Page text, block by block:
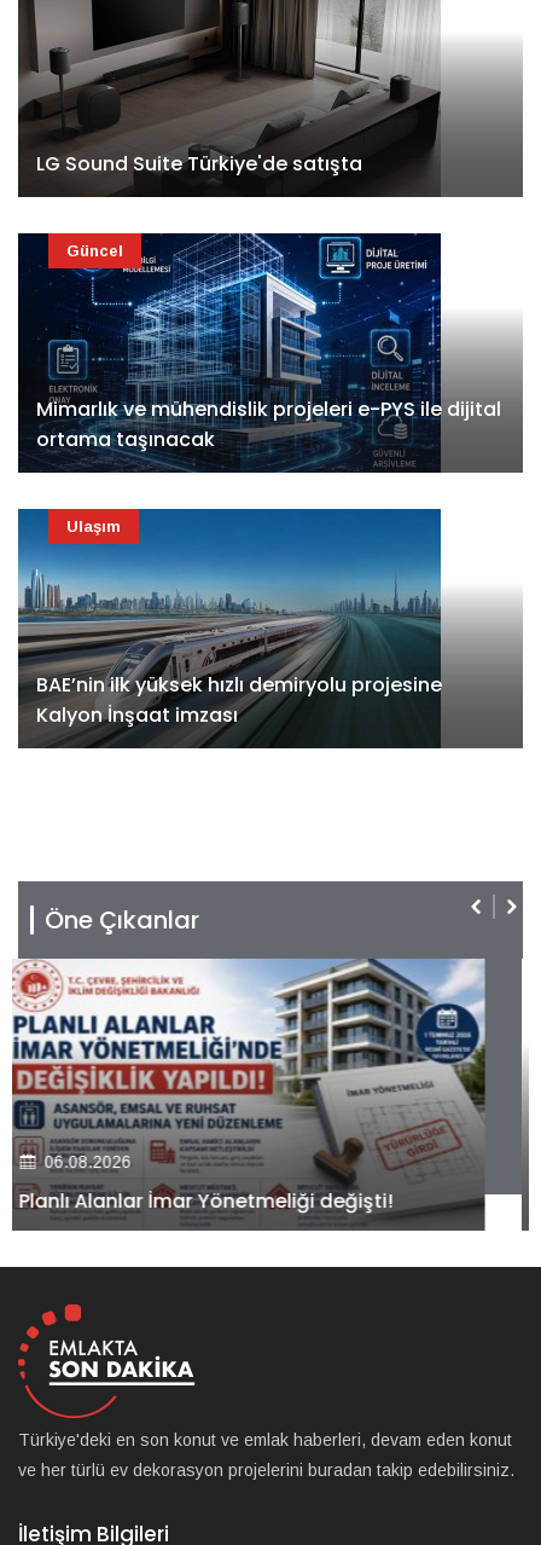
LG Sound Suite Türkiye'de satışta
Mimarlık ve mühendislik projeleri e-PYS ile dijital
ortama taşınacak
Güncel
BAE’nin ilk yüksek hızlı demiryolu projesine
Kalyon İnşaat imzası
Ulaşım
Öne Çıkanlar
06.08.2026
Kiler GYO’dan Pendik Dolayoba projesiyle ilgili
önemli adım!
Türkiye'deki en son konut ve emlak haberleri, devam eden konut
ve her türlü ev dekorasyon projelerini buradan takip edebilirsiniz.
İletişim Bilgileri